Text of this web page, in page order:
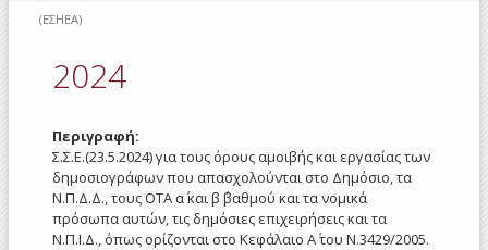
(ΕΣΗΕΑ)
2024
Περιγραφή:
Σ.Σ.Ε.(23.5.2024) για τους όρους αμοιβής και εργασίας των
δημοσιογράφων που απασχολούνται στο Δημόσιο, τα
Ν.Π.Δ.Δ., τους ΟΤΑ α΄ και β ΄βαθμού και τα νομικά
πρόσωπα αυτών, τις δημόσιες επιχειρήσεις και τα
Ν.Π.Ι.Δ., όπως ορίζονται στο Κεφάλαιο Α΄ του Ν.3429/2005.